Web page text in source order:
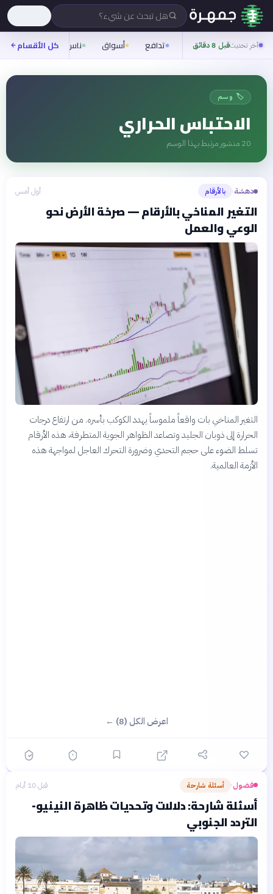
هل تبحث عن شيء؟
آخر تحديثقبل 8 دقائق تدافع أسواق ناس روح
كل الأقسام
🏷️ وسم
الاحتباس الحراري
20 منشور مرتبط بهذا الوسم
دهشة› بالأرقام أول أمس
التغير المناخي بالأرقام — صرخة الأرض نحو
الوعي والعمل
التغير المناخي بات واقعاً ملموساً يهدد الكوكب بأسره. من ارتفاع درجات
الحرارة إلى ذوبان الجليد وتصاعد الظواهر الجوية المتطرفة، هذه الأرقام
تسلط الضوء على حجم التحدي وضرورة التحرك العاجل لمواجهة هذه
الأزمة العالمية.
اعرض الكل (8) ←
فضول› أسئلة شارحة قبل 10 أيام
أسئلة شارحة: دلالات وتحديات ظاهرة النينيو-
التردد الجنوبي